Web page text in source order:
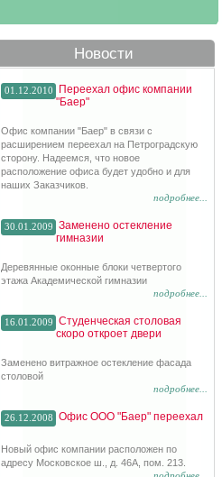
Новости
01.12.2010
Переехал офис компании
"Баер"
Офис компании "Баер" в связи с
расширением переехал на Петроградскую
сторону. Надеемся, что новое
расположение офиса будет удобно и для
наших Заказчиков.
подробнее...
30.01.2009 Заменено остекление
гимназии
Деревянные оконные блоки четвертого
этажа Академической гимназии
подробнее...
16.01.2009 Студенческая столовая
скоро откроет двери
Заменено витражное остекление фасада
столовой
подробнее...
26.12.2008 Офис ООО "Баер" переехал
Новый офис компании расположен по
адресу Московское ш., д. 46А, пом. 213.